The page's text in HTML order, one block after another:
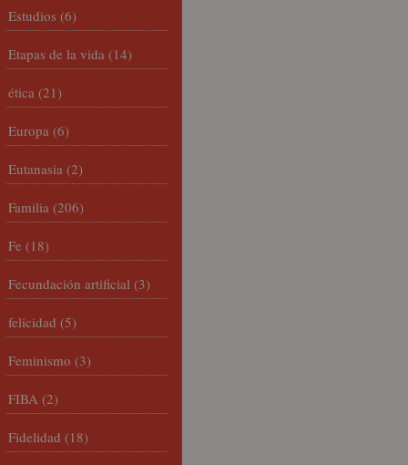
Estudios (6)
Etapas de la vida (14)
ética (21)
Europa (6)
Eutanasia (2)
Familia (206)
Fe (18)
Fecundación artificial (3)
felicidad (5)
Feminismo (3)
FIBA (2)
Fidelidad (18)